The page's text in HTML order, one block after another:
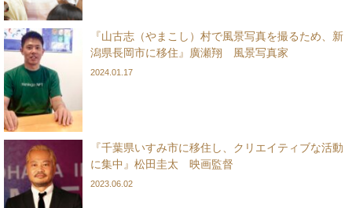
『山古志（やまこし）村で風景写真を撮るため、新
潟県長岡市に移住』廣瀬翔 風景写真家
2024.01.17
『千葉県いすみ市に移住し、クリエイティブな活動
に集中』松田圭太 映画監督
2023.06.02